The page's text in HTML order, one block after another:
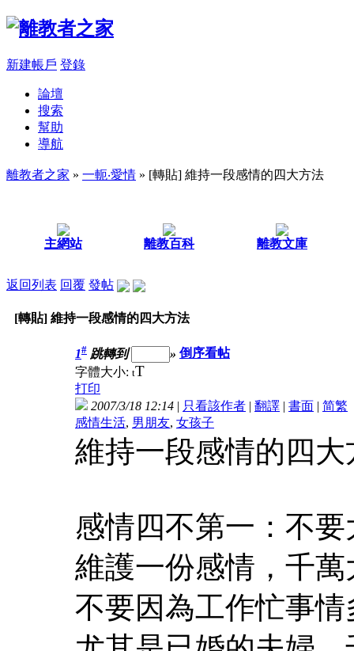
新建帳戶 登錄
論壇
搜索
幫助
導航
離教者之家 » 一軛‧愛情 » [轉貼] 維持一段感情的四大方法
主網站 離教百科 離教文庫
返回列表 回覆 發帖
[轉貼] 維持一段感情的四大方法
1# 跳轉到 » 倒序看帖
字體大小: tT
打印
2007/3/18 12:14 | 只看該作者 | 翻譯 | 書面 | 简繁
感情生活, 男朋友, 女孩子
維持一段感情的四大
感情四不第一：不要
維護一份感情，千
不要因為工作忙事